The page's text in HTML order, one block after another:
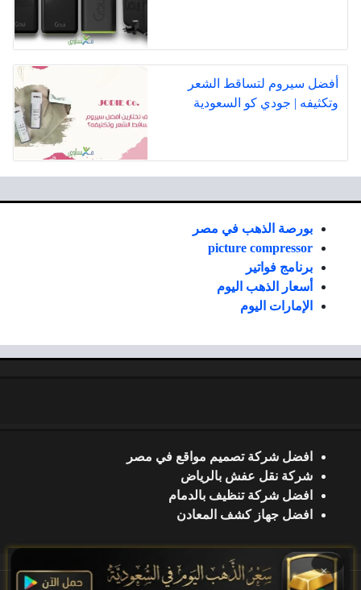
أفضل سيروم لتساقط الشعر
وتكثيفه | جودي كو السعودية
بورصة الذهب في مصر
picture compressor
برنامج فواتير
أسعار الذهب اليوم
الإمارات اليوم
افضل شركة تصميم مواقع في مصر
شركة نقل عفش بالرياض
افضل شركة تنظيف بالدمام
افضل جهاز كشف المعادن
×